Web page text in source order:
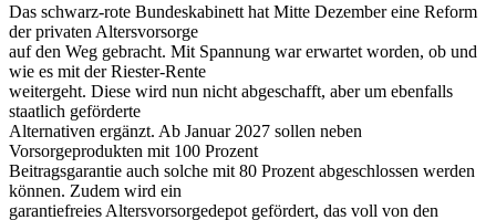
Das schwarz-rote Bundeskabinett hat Mitte Dezember eine Reform
der privaten Altersvorsorge
auf den Weg gebracht. Mit Spannung war erwartet worden, ob und
wie es mit der Riester-Rente
weitergeht. Diese wird nun nicht abgeschafft, aber um ebenfalls
staatlich geförderte
Alternativen ergänzt. Ab Januar 2027 sollen neben
Vorsorgeprodukten mit 100 Prozent
Beitragsgarantie auch solche mit 80 Prozent abgeschlossen werden
können. Zudem wird ein
garantiefreies Altersvorsorgedepot gefördert, das voll von den